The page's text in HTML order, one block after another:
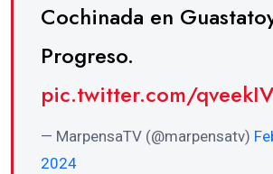
Cochinada en
Progreso.
pic.twitter.com/
— MarpensaTV (@marpensatv)
2024